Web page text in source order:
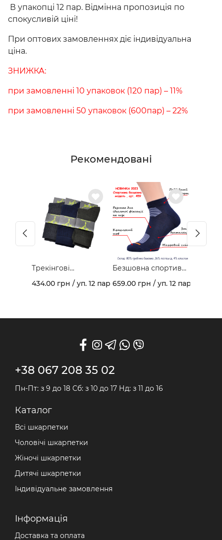
В упакопці 12 пар. Відмінна пропозиція по
спокусливій ціні!
При оптових замовленнях діє індивідуальна
ціна.
ЗНИЖКА:
при замовленні 10 упаковок (120 пар) – 11%
при замовленні 50 упаковок (600пар) – 22%
Рекомендовані
Трекінгові
демісезонні
шкарпетки арт. 403В
434.00 грн / уп. 12 пар
Безшовна спортивна
модель з гребінної
бавовни та
659.00 грн / уп. 12 пар
+38 067 208 35 02
Пн-Пт: з 9 до 18 Сб: з 10 до 17 Нд: з 11 до 16
Каталог
Всі шкарпетки
Чоловічі шкарпетки
Жіночі шкарпетки
Дитячі шкарпетки
Індивідуальне замовлення
Iнформація
Доставка та оплата